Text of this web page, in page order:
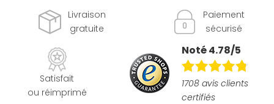
Livraison
gratuite
Paiement
sécurisé
Satisfait
ou réimprimé
Noté 4.78/5
1708 avis clients
certifiés